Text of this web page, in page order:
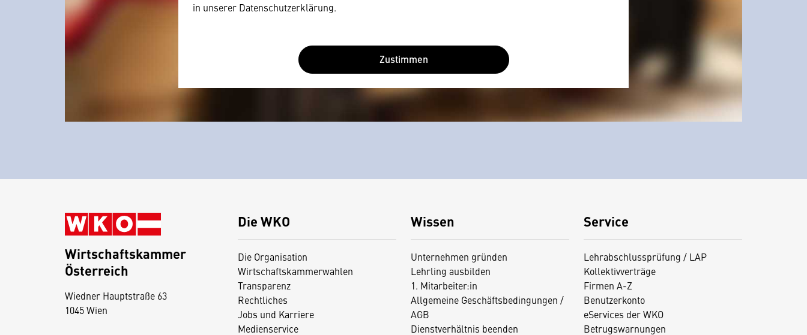
in unserer Datenschutzerklärung.
Zustimmen
Die WKO
Die Organisation
Wirtschaftskammerwahlen
Transparenz
Rechtliches
Jobs und Karriere
Medienservice
Wissen
Unternehmen gründen
Lehrling ausbilden
1. Mitarbeiter:in
Allgemeine Geschäftsbedingungen /
AGB
Dienstverhältnis beenden
Service
Lehrabschlussprüfung / LAP
Kollektivverträge
Firmen A-Z
Benutzerkonto
eServices der WKO
Betrugswarnungen
Wirtschaftskammer
Österreich
Wiedner Hauptstraße 63
1045 Wien